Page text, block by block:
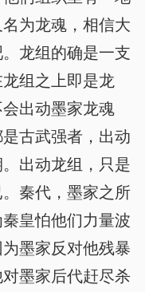
为龙魂，相信大
龙组的确是一支
组之上即是龙
出动墨家龙魂
古武强者，出动
出动龙组，只是
秦代，墨家之所
皇怕他们力量波
墨家反对他残暴
墨家后代赶尽杀